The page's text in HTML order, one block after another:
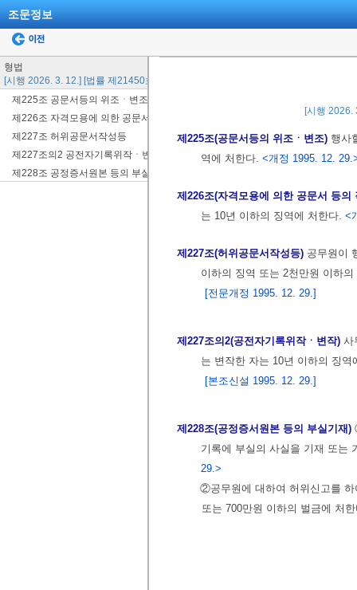
조문정보
형법
[시행 2026. 3. 12.] [법률 제21450호, 2026. 3. 12., 일부개정]
제225조 공문서등의 위조ㆍ변조
제226조 자격모용에 의한 공문서 등의 작성
제227조 허위공문서작성등
제227조의2 공전자기록위작ㆍ변작
제228조 공정증서원본 등의 부실기재
[시행 2026.
제225조(공문서등의 위조ㆍ변조) 행사
역에 처한다. <개정 1995. 12.
제226조(자격모용에 의한 공문서 등의
는 10년 이하의 징역에 처한다. <
제227조(허위공문서작성등) 공무원이
이하의 징역 또는 2천만원 이하
[전문개정 1995. 12. 29.]
제227조의2(공전자기록위작ㆍ변작) 사
는 변작한 자는 10년 이하의 징역
[본조신설 1995. 12. 29.]
제228조(공정증서원본 등의 부실기재)
기록에 부실의 사실을 기재 또는
29.>
②공무원에 대하여 허위신고를
또는 700만원 이하의 벌금에 처